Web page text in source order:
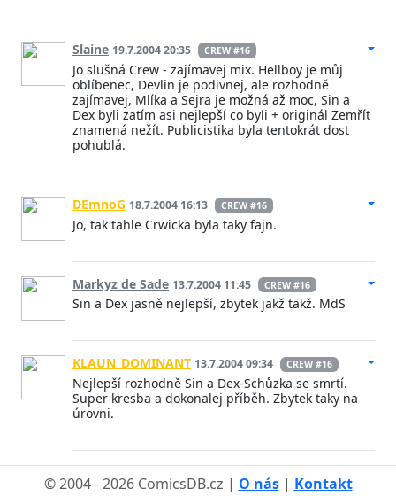
Slaine 19.7.2004 20:35 CREW #16
Jo slušná Crew - zajímavej mix. Hellboy je můj
oblíbenec, Devlin je podivnej, ale rozhodně
zajímavej, Mlíka a Sejra je možná až moc, Sin a
Dex byli zatím asi nejlepší co byli + originál Zemřít
znamená nežít. Publicistika byla tentokrát dost
pohublá.
DEmnoG 18.7.2004 16:13 CREW #16
Jo, tak tahle Crwicka byla taky fajn.
Markyz de Sade 13.7.2004 11:45 CREW #16
Sin a Dex jasně nejlepší, zbytek jakž takž. MdS
KLAUN_DOMINANT 13.7.2004 09:34 CREW #16
Nejlepší rozhodně Sin a Dex-Schůzka se smrtí.
Super kresba a dokonalej příběh. Zbytek taky na
úrovni.
© 2004 - 2026 ComicsDB.cz | O nás| Kontakt